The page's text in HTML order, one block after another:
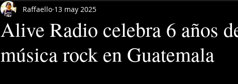
Alive Radio celebra 6 años
música rock en Guatemala
Raffaello 13 may 2025